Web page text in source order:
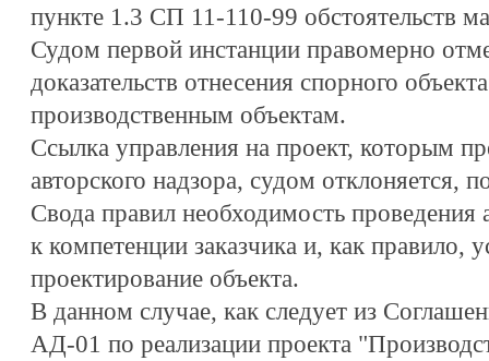
пункте 1.3 СП 11-110-99 обстоятельств
Судом первой инстанции правомерно
доказательств отнесения спорного
производственным объектам.
Ссылка управления на проект, которым
авторского надзора, судом отклоняется,
Свода правил необходимость проведения
к компетенции заказчика и, как правило,
проектирование объекта.
В данном случае, как следует из
АД-01 по реализации проекта